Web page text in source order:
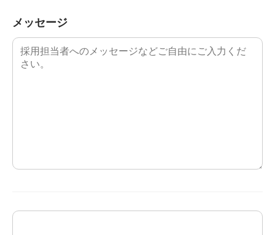
メッセージ